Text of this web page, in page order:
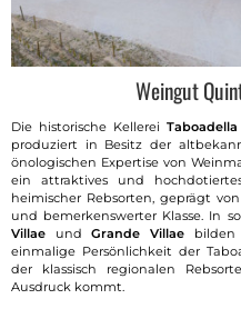
Weingut
Die historische Kellerei Taboadella
produziert in Besitz der
önologischen Expertise von
ein attraktives und
heimischer Rebsorten, geprägt
und bemerkenswerter Klasse. In
Villae undGrande Villae bilden
einmalige Persönlichkeit der
der klassisch regionalen
Ausdruck kommt.